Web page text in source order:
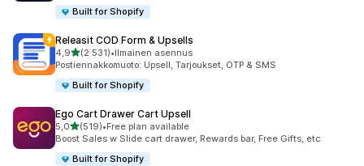
Built for Shopify
Releasit COD Form & Upsells
4,9/ 5 tähteä
(2 531)
2531 arvostelua yhteensä
•Ilmainen asennus
Postiennakkomuoto: Upsell, Tarjoukset, OTP & SMS
Built for Shopify
Ego Cart Drawer Cart Upsell
5,0/ 5 tähteä
(519)
519 arvostelua yhteensä
•Free plan available
Boost Sales w Slide cart drawer, Rewards bar, Free Gifts, etc
Built for Shopify